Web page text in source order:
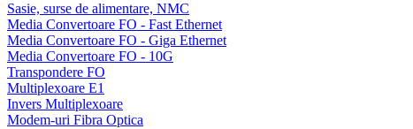
Sasie, surse de alimentare, NMC
Media Convertoare FO - Fast Ethernet
Media Convertoare FO - Giga Ethernet
Media Convertoare FO - 10G
Transpondere FO
Multiplexoare E1
Invers Multiplexoare
Modem-uri Fibra Optica